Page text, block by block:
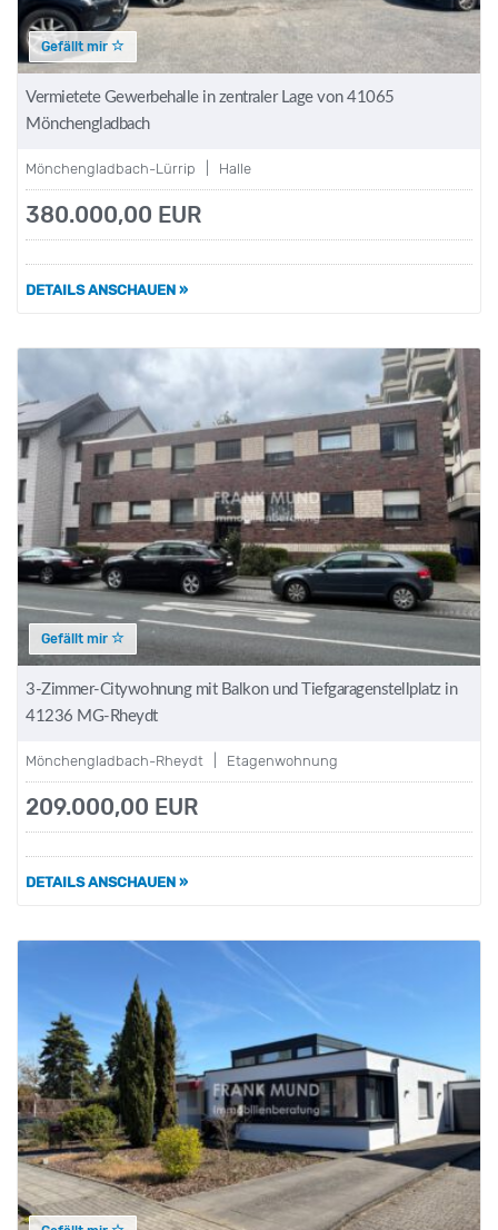
Gefällt mir
Vermietete Gewerbehalle in zentraler Lage von 41065
Mönchengladbach
Mönchengladbach-Lürrip | Halle
380.000,00 EUR
DETAILS ANSCHAUEN »
Gefällt mir
3-Zimmer-Citywohnung mit Balkon und Tiefgaragenstellplatz in
41236 MG-Rheydt
Mönchengladbach-Rheydt | Etagenwohnung
209.000,00 EUR
DETAILS ANSCHAUEN »